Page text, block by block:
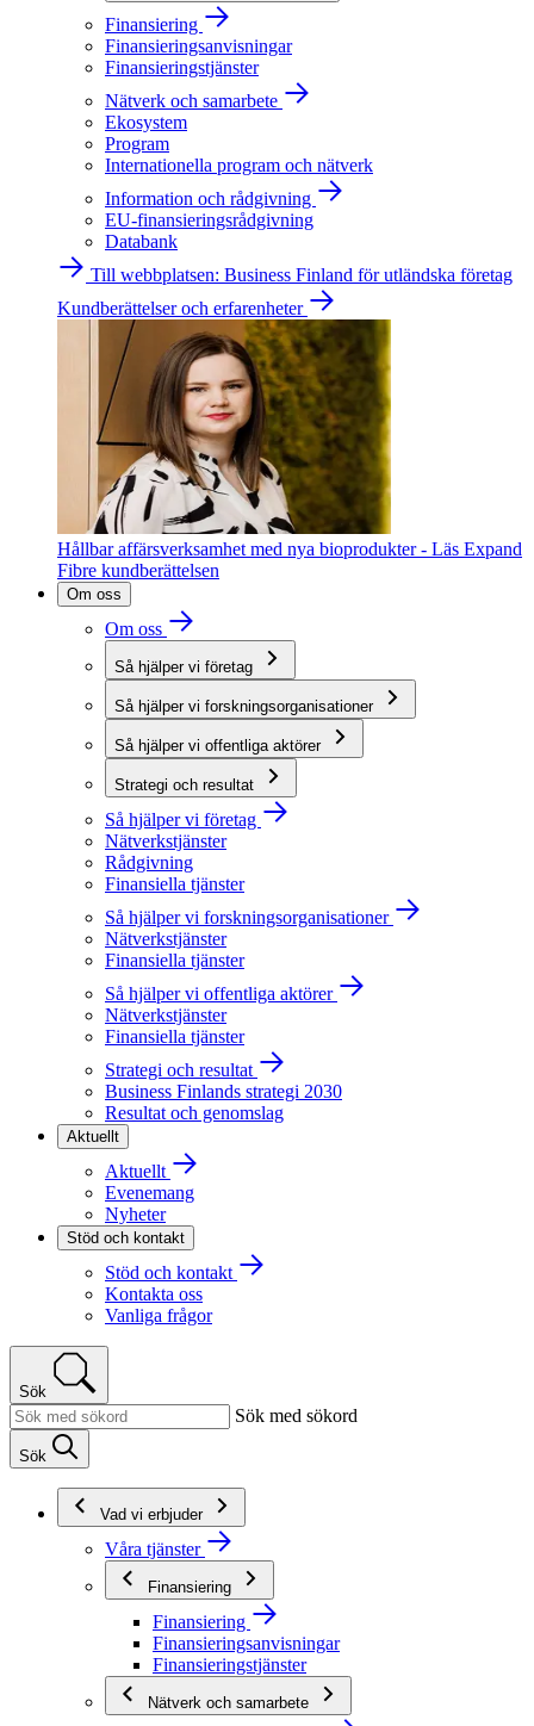
Finansiering
Finansieringsanvisningar
Finansieringstjänster
Nätverk och samarbete
Ekosystem
Program
Internationella program och nätverk
Information och rådgivning
EU-finansieringsrådgivning
Databank
Till webbplatsen: Business Finland för utländska företag
Kundberättelser och erfarenheter
Hållbar affärsverksamhet med nya bioprodukter - Läs Expand
Fibre kundberättelsen
Om oss
Om oss
Så hjälper vi företag
Så hjälper vi forskningsorganisationer
Så hjälper vi offentliga aktörer
Strategi och resultat
Så hjälper vi företag
Nätverkstjänster
Rådgivning
Finansiella tjänster
Så hjälper vi forskningsorganisationer
Nätverkstjänster
Finansiella tjänster
Så hjälper vi offentliga aktörer
Nätverkstjänster
Finansiella tjänster
Strategi och resultat
Business Finlands strategi 2030
Resultat och genomslag
Aktuellt
Aktuellt
Evenemang
Nyheter
Stöd och kontakt
Stöd och kontakt
Kontakta oss
Vanliga frågor
Sök
Sök med sökord
Sök
Vad vi erbjuder
Våra tjänster
Finansiering
Finansiering
Finansieringsanvisningar
Finansieringstjänster
Nätverk och samarbete